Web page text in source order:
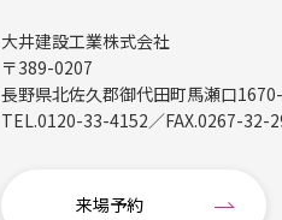
大井建設工業株式会社
〒389-0207
長野県北佐久郡御代田町馬瀬口
TEL.0120-33-4152／FAX.0267-32-
来場予約